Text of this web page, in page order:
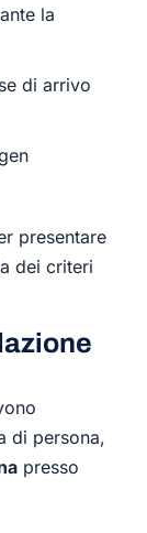
la
di arrivo
presentare
dei criteri
di persona,
presso